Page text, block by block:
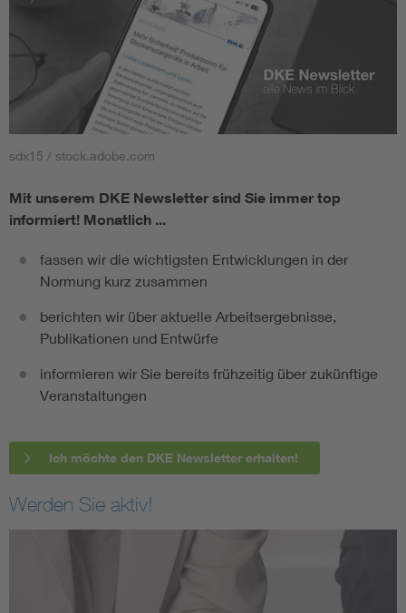
sdx15 / stock.adobe.com
Mit unserem DKE Newsletter sind Sie immer top
informiert! Monatlich ...
fassen wir die wichtigsten Entwicklungen in der
Normung kurz zusammen
berichten wir über aktuelle Arbeitsergebnisse,
Publikationen und Entwürfe
informieren wir Sie bereits frühzeitig über zukünftige
Veranstaltungen
Ich möchte den DKE Newsletter erhalten!
Werden Sie aktiv!